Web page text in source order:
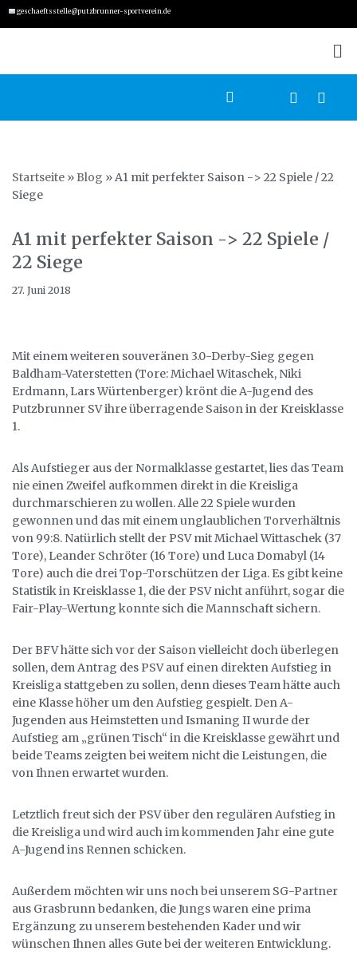
springen
geschaeftsstelle@putzbrunner-sportverein.de
Startseite » Blog »A1 mit perfekter Saison -> 22 Spiele / 22
Siege
A1 mit perfekter Saison -> 22 Spiele /
22 Siege
27. Juni 2018
Mit einem weiteren souveränen 3.0-Derby-Sieg gegen
Baldham-Vaterstetten (Tore: Michael Witaschek, Niki
Erdmann, Lars Würtenberger) krönt die A-Jugend des
Putzbrunner SV ihre überragende Saison in der Kreisklasse
1.
Als Aufstieger aus der Normalklasse gestartet, lies das Team
nie einen Zweifel aufkommen direkt in die Kreisliga
durchmarschieren zu wollen. Alle 22 Spiele wurden
gewonnen und das mit einem unglaublichen Torverhältnis
von 99:8. Natürlich stellt der PSV mit Michael Wittaschek (37
Tore), Leander Schröter (16 Tore) und Luca Domabyl (14
Tore) auch die drei Top-Torschützen der Liga. Es gibt keine
Statistik in Kreisklasse 1, die der PSV nicht anführt, sogar die
Fair-Play-Wertung konnte sich die Mannschaft sichern.
Der BFV hätte sich vor der Saison vielleicht doch überlegen
sollen, dem Antrag des PSV auf einen direkten Aufstieg in
Kreisliga stattgeben zu sollen, denn dieses Team hätte auch
eine Klasse höher um den Aufstieg gespielt. Den A-
Jugenden aus Heimstetten und Ismaning II wurde der
Aufstieg am „grünen Tisch“ in die Kreisklasse gewährt und
beide Teams zeigten bei weitem nicht die Leistungen, die
von Ihnen erwartet wurden.
Letztlich freut sich der PSV über den regulären Aufstieg in
die Kreisliga und wird auch im kommenden Jahr eine gute
A-Jugend ins Rennen schicken.
Außerdem möchten wir uns noch bei unserem SG-Partner
aus Grasbrunn bedanken, die Jungs waren eine prima
Ergänzung zu unserem bestehenden Kader und wir
wünschen Ihnen alles Gute bei der weiteren Entwicklung.